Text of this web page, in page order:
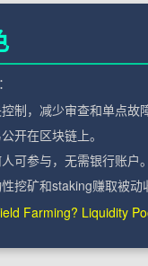
制，减少审查和单点故
开在区块链上。
可参与，无需银行账户。
挖矿和staking赚取被动
Farming? Liquidity